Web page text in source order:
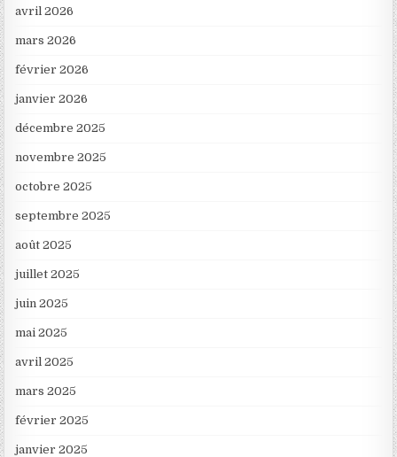
avril 2026
mars 2026
février 2026
janvier 2026
décembre 2025
novembre 2025
octobre 2025
septembre 2025
août 2025
juillet 2025
juin 2025
mai 2025
avril 2025
mars 2025
février 2025
janvier 2025